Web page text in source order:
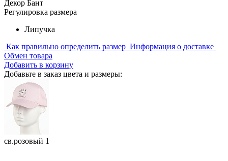
Декор Бант
Регулировка размера
Липучка
Как правильно определить размер Информация о доставке
Обмен товара
Добавить в корзину
Добавьте в заказ цвета и размеры:
св.розовый 1